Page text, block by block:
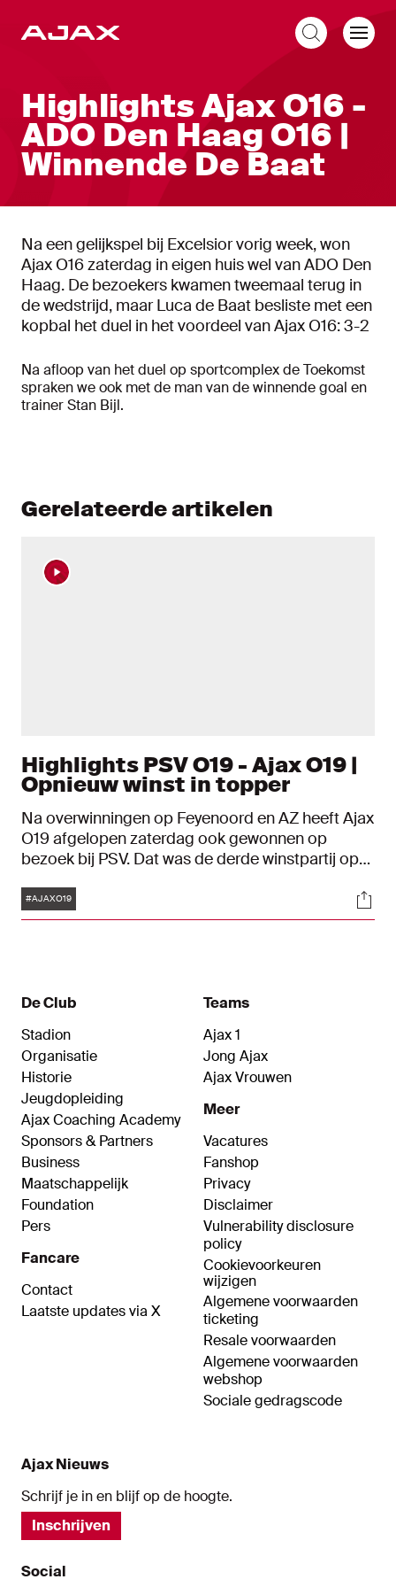
Highlights Ajax O16 -
ADO Den Haag O16 |
Winnende De Baat
Na een gelijkspel bij Excelsior vorig week, won
Ajax O16 zaterdag in eigen huis wel van ADO Den
Haag. De bezoekers kwamen tweemaal terug in
de wedstrijd, maar Luca de Baat besliste met een
kopbal het duel in het voordeel van Ajax O16: 3-2
Na afloop van het duel op sportcomplex de Toekomst
spraken we ook met de man van de winnende goal en
trainer Stan Bijl.
Gerelateerde artikelen
Highlights PSV O19 - Ajax O19 |
Opnieuw winst in topper
Na overwinningen op Feyenoord en AZ heeft Ajax
O19 afgelopen zaterdag ook gewonnen op
bezoek bij PSV. Dat was de derde winstpartij op
werd het 1-3 met goals van Lasse Abildgaard (2)
en Skye Vink. De ploeg van Willem Weijs staat
Tags
#AJAXO19
De Club
Stadion
Organisatie
Historie
Jeugdopleiding
Ajax Coaching Academy
Sponsors & Partners
Business
Maatschappelijk
Foundation
Pers
Fancare
Contact
Laatste updates via X
Teams
Ajax 1
Jong Ajax
Ajax Vrouwen
Meer
Vacatures
Fanshop
Privacy
Disclaimer
Vulnerability disclosure
policy
Cookievoorkeuren
wijzigen
Algemene voorwaarden
ticketing
Resale voorwaarden
Algemene voorwaarden
webshop
Sociale gedragscode
Ajax Nieuws
Schrijf je in en blijf op de hoogte.
Inschrijven
Social